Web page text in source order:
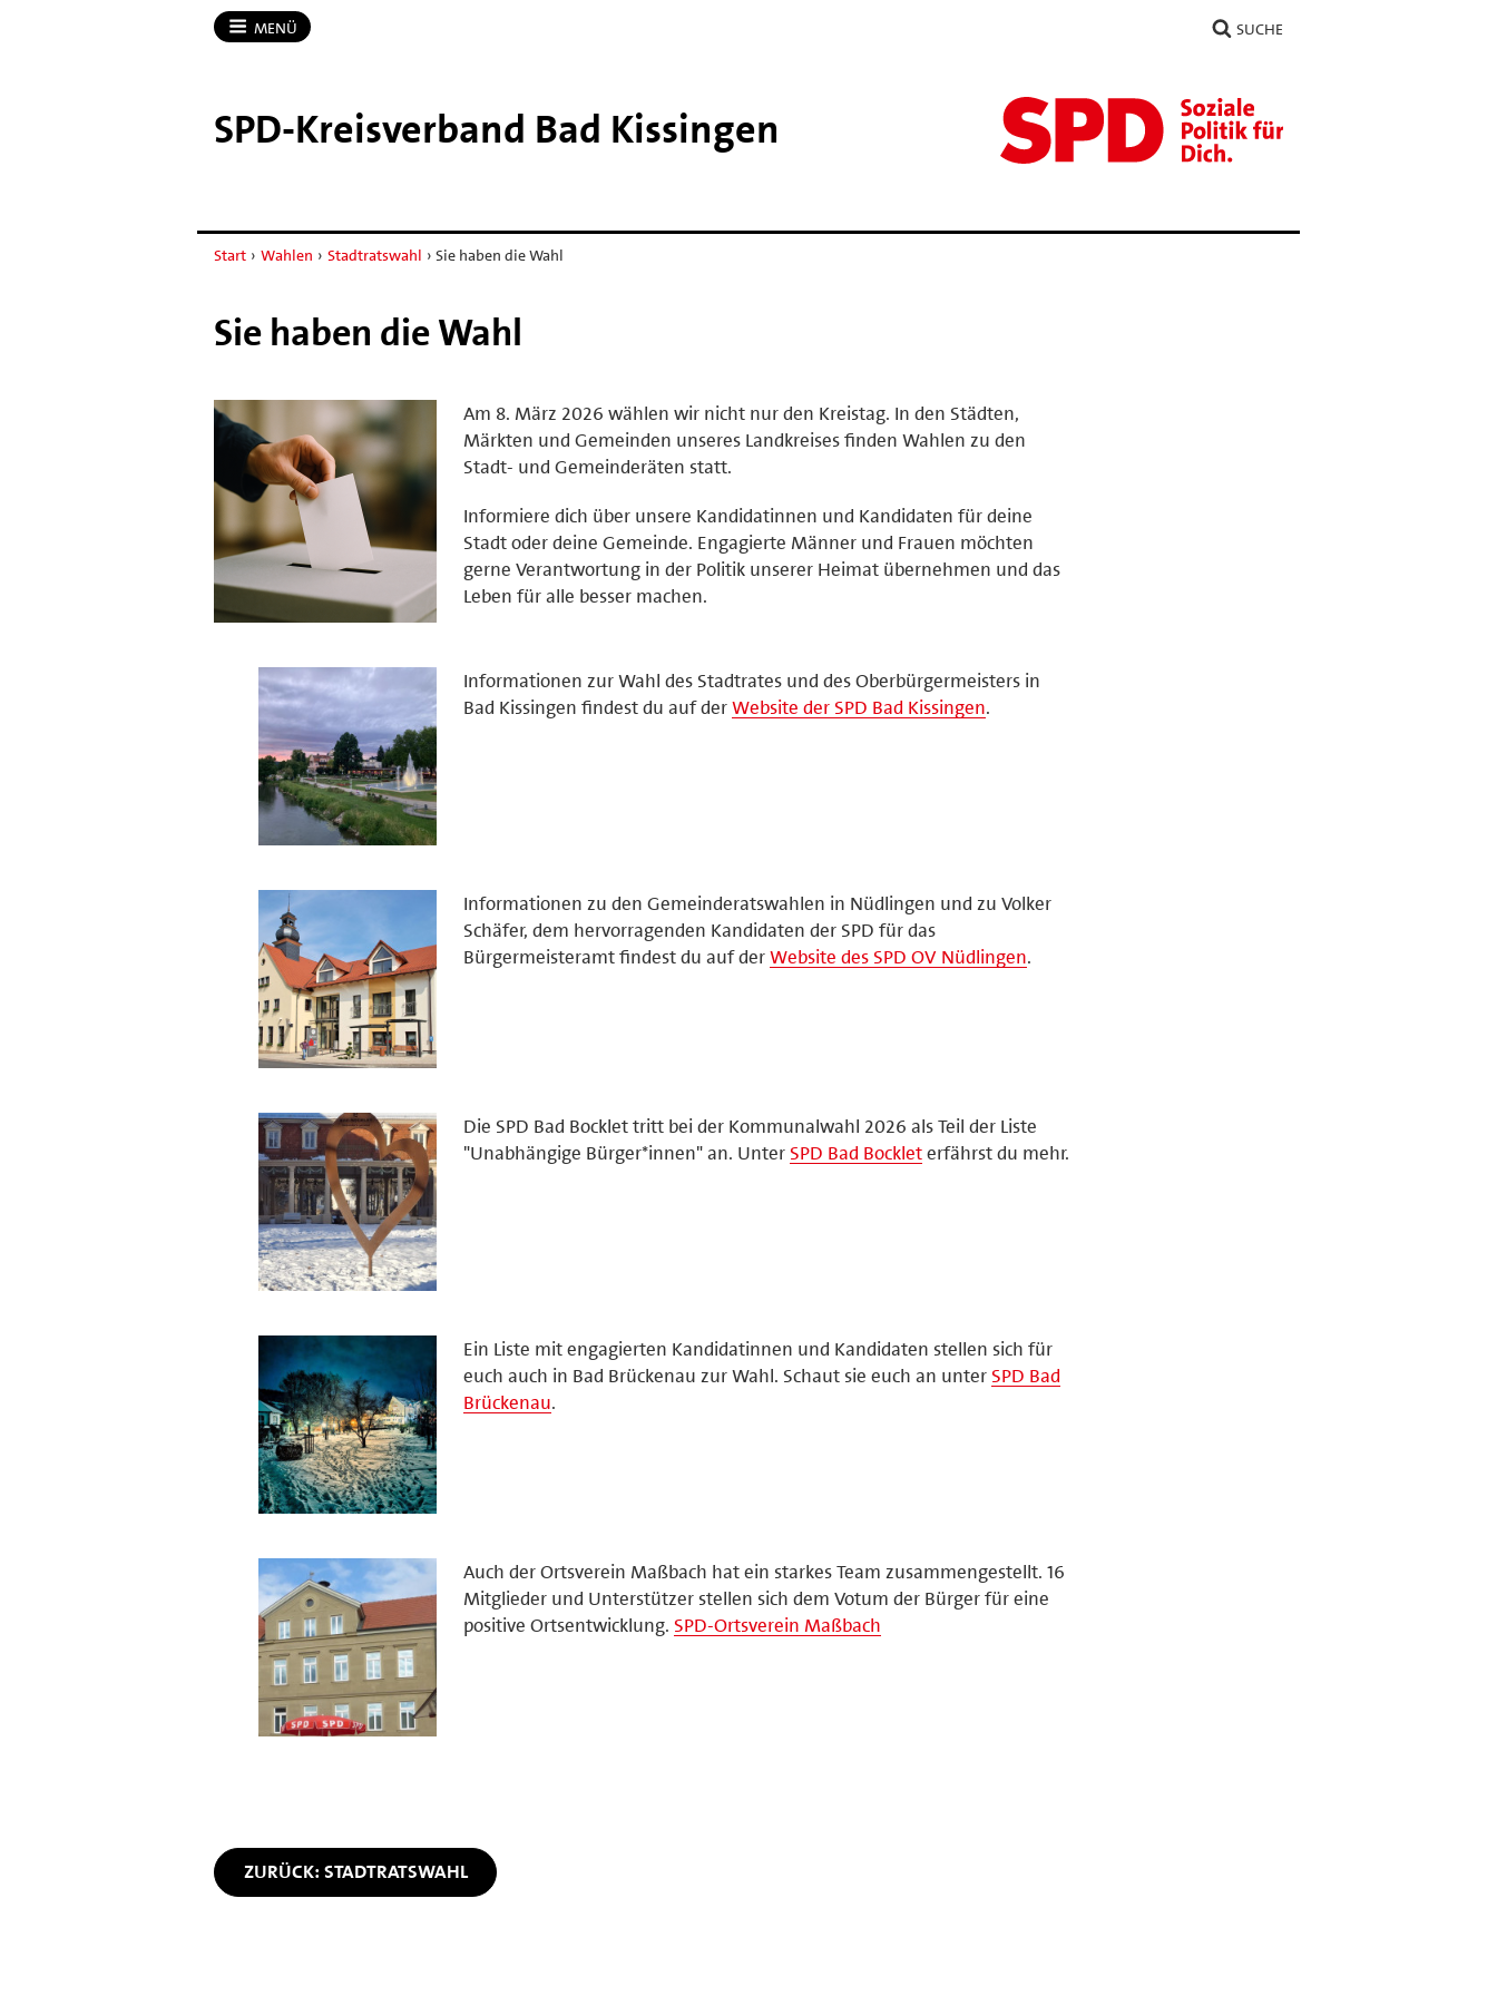
MENÜ SUCHE
SPD-​Kreisverband Bad Kissingen
Start › Wahlen › Stadtratswahl › Sie haben die Wahl
Sie haben die Wahl
Am 8. März 2026 wählen wir nicht nur den Kreistag. In den Städten,
Märkten und Gemeinden unseres Landkreises finden Wahlen zu den
Stadt- und Gemeinderäten statt.
Informiere dich über unsere Kandidatinnen und Kandidaten für deine
Stadt oder deine Gemeinde. Engagierte Männer und Frauen möchten
gerne Verantwortung in der Politik unserer Heimat übernehmen und das
Leben für alle besser machen.
Informationen zur Wahl des Stadtrates und des Oberbürgermeisters in
Bad Kissingen findest du auf derWebsite der SPD Bad Kissingen.
Informationen zu den Gemeinderatswahlen in Nüdlingen und zu Volker
Schäfer, dem hervorragenden Kandidaten der SPD für das
Bürgermeisteramt findest du auf derWebsite des SPD OV Nüdlingen.
Die SPD Bad Bocklet tritt bei der Kommunalwahl 2026 als Teil der Liste
"Unabhängige Bürger*innen" an. Unter SPD Bad Bockleterfährst du mehr.
Ein Liste mit engagierten Kandidatinnen und Kandidaten stellen sich für
euch auch in Bad Brückenau zur Wahl. Schaut sie euch an unter SPD Bad
Brückenau.
Auch der Ortsverein Maßbach hat ein starkes Team zusammengestellt. 16
Mitglieder und Unterstützer stellen sich dem Votum der Bürger für eine
positive Ortsentwicklung. SPD-Ortsverein Maßbach
ZURÜCK: STADTRATSWAHL